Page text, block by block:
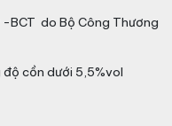
BCT do Bộ Công Thương
cồn dưới 5,5%vol